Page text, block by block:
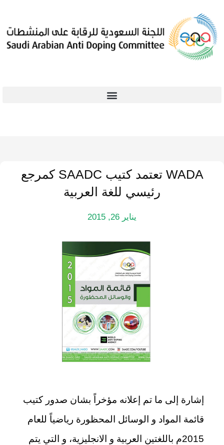
WADA تعتمد كتيب SAADC كمرجع
رئيسي للغة العربية
يناير 26, 2015
إشارة إلى ما تم إعلانه مؤخراً بشان صدور كتيب
قائمة المواد و الوسائل المحظورة رياضياً للعام
2015م باللغتين العربية و الانجليزية، و التي يتم